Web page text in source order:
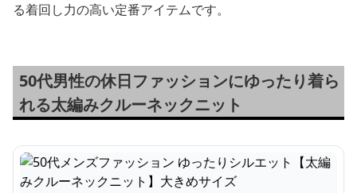
る着回し力の高い定番アイテムです。
50代男性の休日ファッションにゆったり着ら
れる太編みクルーネックニット